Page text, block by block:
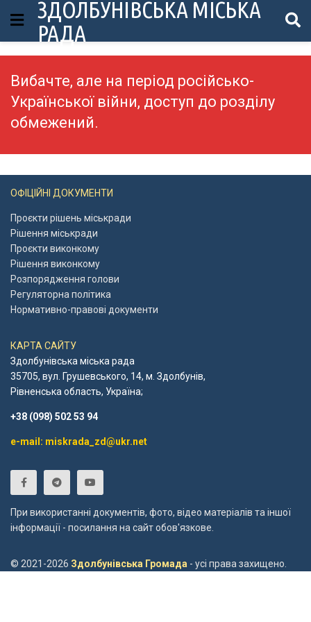
ЗДОЛБУНІВСЬКА МІСЬКА
РАДА
Вибачте, але на період російсько-
Української війни, доступ до розділу
обмежений.
ОФІЦІЙНІ ДОКУМЕНТИ
Проєкти рішень міськради
Рішення міськради
Проєкти виконкому
Рішення виконкому
Розпорядження голови
Регуляторна політика
Нормативно-правові документи
КАРТА САЙТУ
Здолбунівська міська рада
35705, вул. Грушевського, 14, м. Здолбунів,
Рівненська область, Україна;
+38 (098) 502 53 94
e-mail: miskrada_zd@ukr.net
При використанні документів, фото, відео матеріалів та іншої
інформації - посилання на сайт обов'язкове.
© 2021-2026 Здолбунівська Громада - усі права захищено.